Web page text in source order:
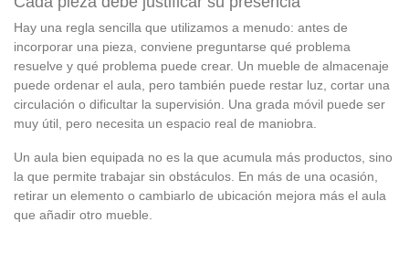
Hay una regla sencilla que utilizamos a menudo: antes de
incorporar una pieza, conviene preguntarse qué problema
resuelve y qué problema puede crear. Un mueble de almacenaje
puede ordenar el aula, pero también puede restar luz, cortar una
circulación o dificultar la supervisión. Una grada móvil puede ser
muy útil, pero necesita un espacio real de maniobra.
Un aula bien equipada no es la que acumula más productos, sino
la que permite trabajar sin obstáculos. En más de una ocasión,
retirar un elemento o cambiarlo de ubicación mejora más el aula
que añadir otro mueble.